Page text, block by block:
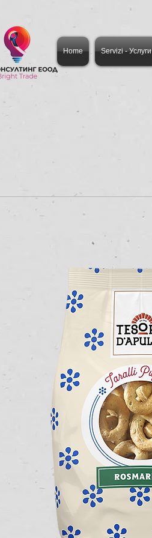
Home Servizi - Услуги